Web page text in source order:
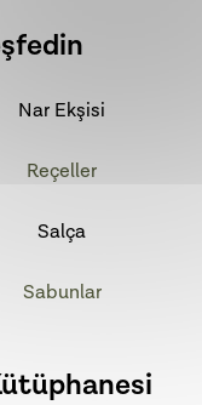
Nar Ekşisi
Reçeller
Salça
Sabunlar